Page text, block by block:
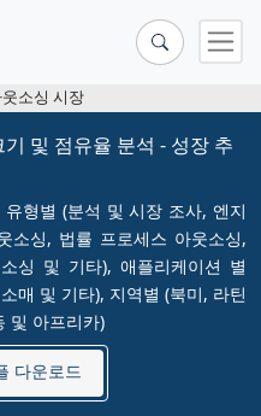
소싱 시장
및 점유율 분석 - 성장 추
형별 (분석 및 시장 조사, 엔지
소싱, 법률 프로세스 아웃소싱,
싱 및 기타), 애플리케이션 별
매 및 기타), 지역별 (북미, 라틴
및 아프리카)
다운로드